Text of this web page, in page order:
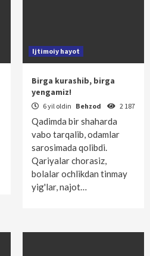
Ijtimoiy hayot
Birga kurashib, birga
yengamiz!
6 yil oldin Behzod 2 187
Qadimda bir shaharda
vabo tarqalib, odamlar
sarosimada qolibdi.
Qariyalar chorasiz,
bolalar ochlikdan tinmay
yig'lar, najot…